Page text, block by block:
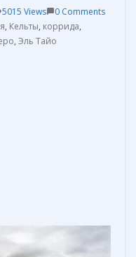
5015 Views
0 Comments
, Кельты, коррида,
, Эль Тайо